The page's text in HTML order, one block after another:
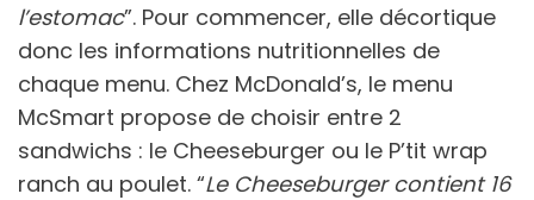
l’estomac”. Pour commencer, elle décortique
donc les informations nutritionnelles de
chaque menu. Chez McDonald’s, le menu
McSmart propose de choisir entre 2
sandwichs : le Cheeseburger ou le P’tit wrap
ranch au poulet. “Le Cheeseburger contient 16